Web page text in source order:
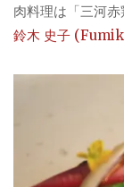
肉料理は「三河
鈴木 史子